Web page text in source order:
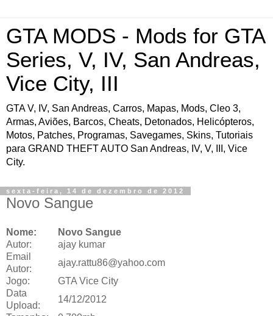
GTA MODS - Mods for GTA
Series, V, IV, San Andreas,
Vice City, III
GTA V, IV, San Andreas, Carros, Mapas, Mods, Cleo 3,
Armas, Aviões, Barcos, Cheats, Detonados, Helicópteros,
Motos, Patches, Programas, Savegames, Skins, Tutoriais
para GRAND THEFT AUTO San Andreas, IV, V, III, Vice
City.
sexta-feira, 14 de dezembro de 2012
Novo Sangue
Nome:
Novo Sangue
Autor:
ajay kumar
Email
Autor:
ajay.rattu86@yahoo.com
Jogo:
GTA Vice City
Data
Upload:
14/12/2012